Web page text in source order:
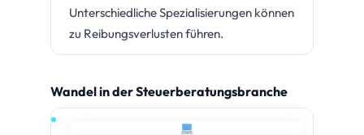
Unterschiedliche Spezialisierungen können
zu Reibungsverlusten führen.
Wandel in der Steuerberatungsbranche